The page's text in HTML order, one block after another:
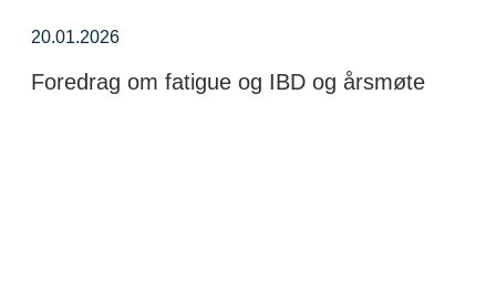
20.01.2026
Foredrag om fatigue og IBD og årsmøte